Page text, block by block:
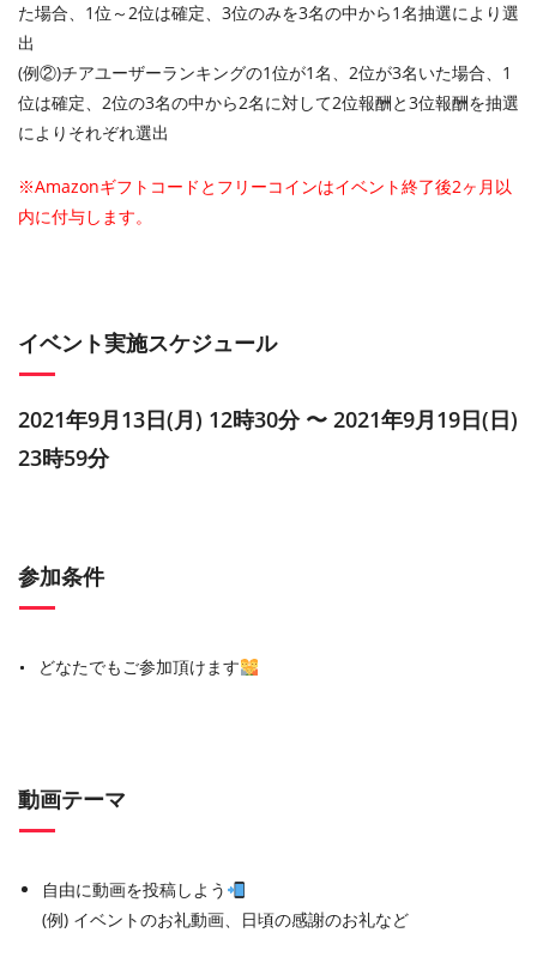
た場合、1位～2位は確定、3位のみを3名の中から1名抽選により選
出
(例②)チアユーザーランキングの1位が1名、2位が3名いた場合、1
位は確定、2位の3名の中から2名に対して2位報酬と3位報酬を抽選
によりそれぞれ選出
※Amazonギフトコードとフリーコインはイベント終了後2ヶ月以
内に付与します。
イベント実施スケジュール
2021年9月13日(月) 12時30分 〜 2021年9月19日(日)
23時59分
参加条件
どなたでもご参加頂けます
動画テーマ
自由に動画を投稿しよう
(例) イベントのお礼動画、日頃の感謝のお礼など